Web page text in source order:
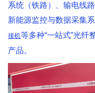
系统（铁路）、输电线
新能源监控与数据采集系
接机等多种“一站式”光纤
产品。